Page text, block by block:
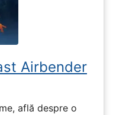
Airbender
află despre o